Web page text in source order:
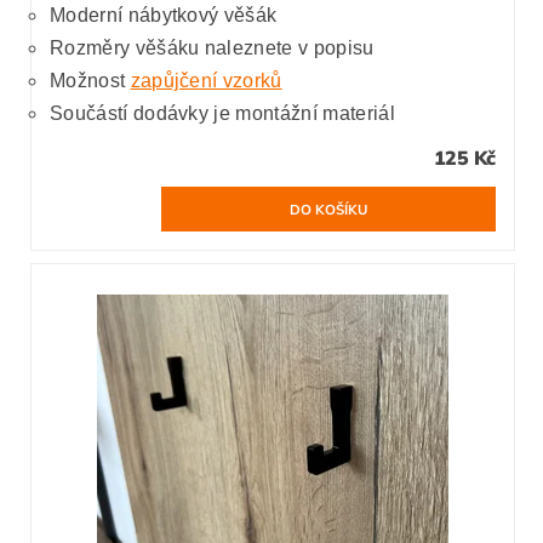
Moderní nábytkový věšák
Rozměry věšáku naleznete v popisu
Možnost zapůjčení vzorků
Součástí dodávky je montážní materiál
125 Kč